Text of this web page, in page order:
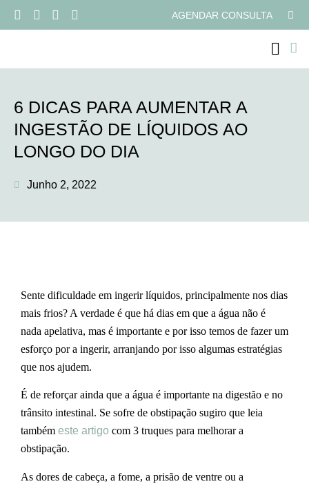
AGENDAR CONSULTA
6 DICAS PARA AUMENTAR A
INGESTÃO DE LÍQUIDOS AO
LONGO DO DIA
Junho 2, 2022
Sente dificuldade em ingerir líquidos, principalmente nos dias
mais frios? A verdade é que há dias em que a água não é
nada apelativa, mas é importante e por isso temos de fazer um
esforço por a ingerir, arranjando por isso algumas estratégias
que nos ajudem.
É de reforçar ainda que a água é importante na digestão e no
trânsito intestinal. Se sofre de obstipação sugiro que leia
também este artigo com 3 truques para melhorar a
obstipação.
As dores de cabeça, a fome, a prisão de ventre ou a